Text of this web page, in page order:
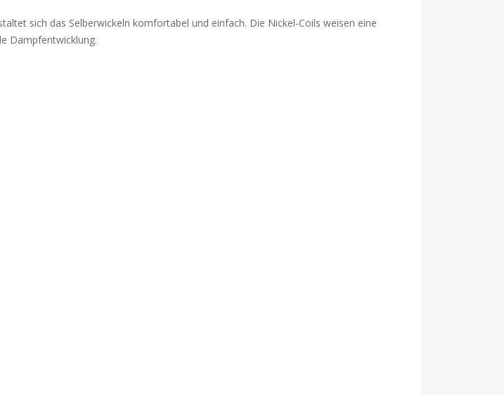
sich das Selberwickeln komfortabel und einfach. Die Nickel-Coils weisen eine
Dampfentwicklung.